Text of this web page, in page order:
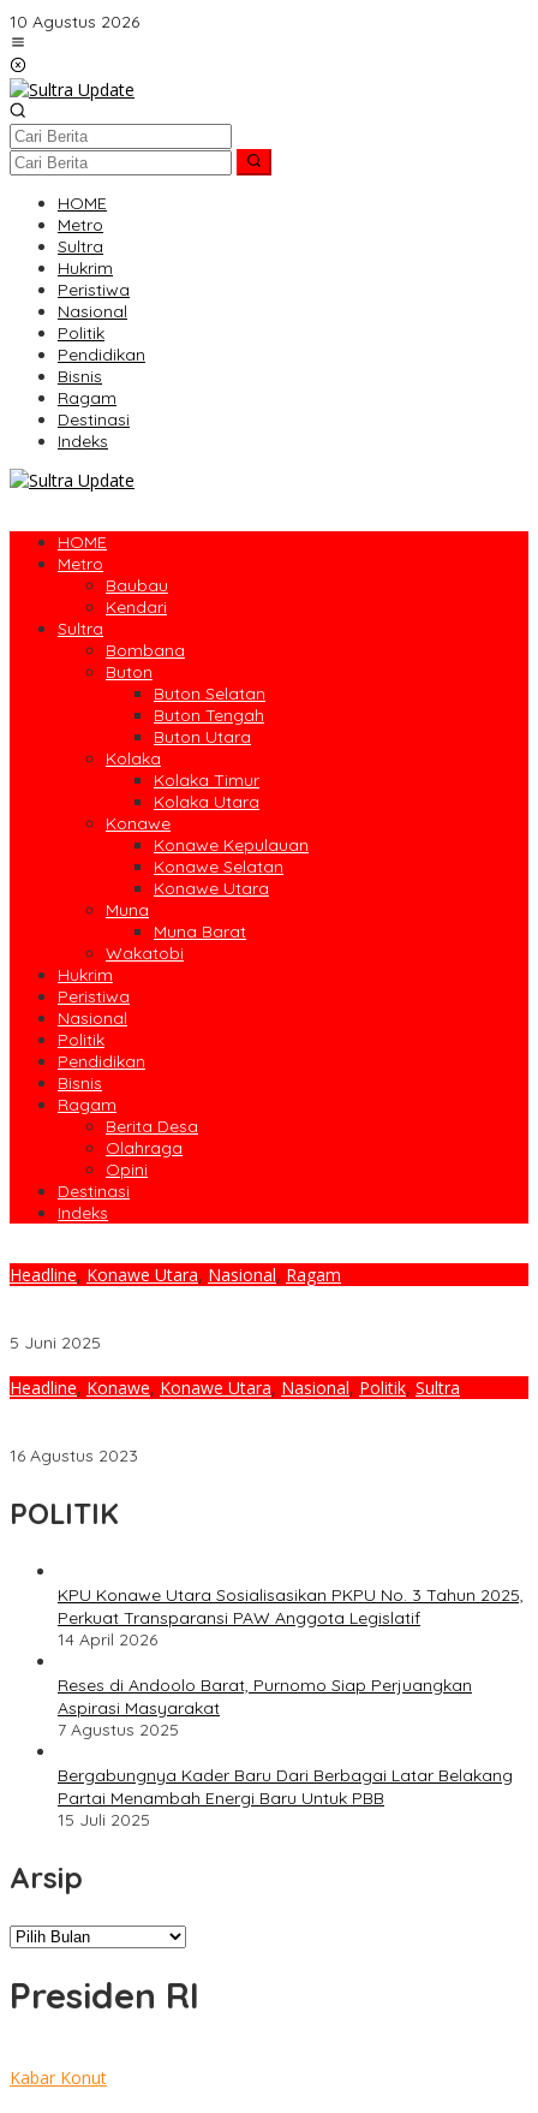
Lewati
ke
konten
10 Agustus 2026
HOME
Metro
Sultra
Hukrim
Peristiwa
Nasional
Politik
Pendidikan
Bisnis
Ragam
Destinasi
Indeks
HOME
Metro
Baubau
Kendari
Sultra
Bombana
Buton
Buton Selatan
Buton Tengah
Buton Utara
Kolaka
Kolaka Timur
Kolaka Utara
Konawe
Konawe Kepulauan
Konawe Selatan
Konawe Utara
Muna
Muna Barat
Wakatobi
Hukrim
Peristiwa
Nasional
Politik
Pendidikan
Bisnis
Ragam
Berita Desa
Olahraga
Opini
Destinasi
Indeks
Headline, Konawe Utara, Nasional, Ragam
5 Juni 2025
Headline, Konawe, Konawe Utara, Nasional, Politik, Sultra
16 Agustus 2023
POLITIK
KPU Konawe Utara Sosialisasikan PKPU No. 3 Tahun 2025,
Perkuat Transparansi PAW Anggota Legislatif
14 April 2026
Reses di Andoolo Barat, Purnomo Siap Perjuangkan
Aspirasi Masyarakat
7 Agustus 2025
Bergabungnya Kader Baru Dari Berbagai Latar Belakang
Partai Menambah Energi Baru Untuk PBB
15 Juli 2025
Arsip
Arsip
Presiden RI
Kabar Konut